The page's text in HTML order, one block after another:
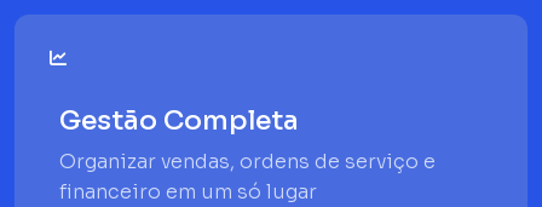
Gestão Completa
Organizar vendas, ordens de serviço e
financeiro em um só lugar